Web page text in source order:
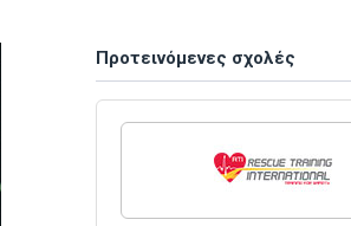
Προτεινόμενες σχολές